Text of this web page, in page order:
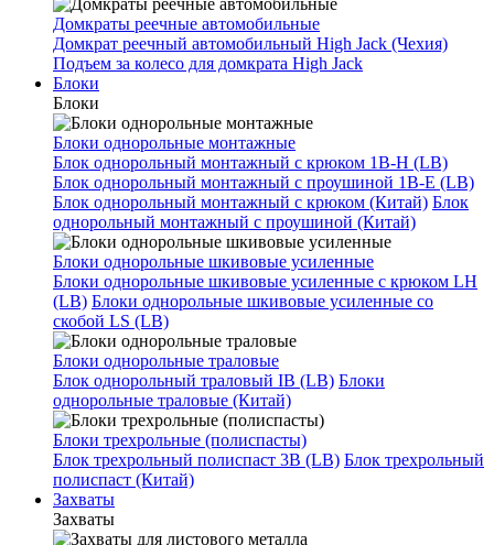
Домкраты реечные автомобильные
Домкрат реечный автомобильный High Jack (Чехия)
Подъем за колесо для домкрата High Jack
Блоки
Блоки
Блоки однорольные монтажные
Блок однорольный монтажный с крюком 1B-H (LB)
Блок однорольный монтажный с проушиной 1B-E (LB)
Блок однорольный монтажный с крюком (Китай) Блок
однорольный монтажный с проушиной (Китай)
Блоки однорольные шкивовые усиленные
Блоки однорольные шкивовые усиленные с крюком LH
(LB) Блоки однорольные шкивовые усиленные со
скобой LS (LB)
Блоки однорольные траловые
Блок однорольный траловый IB (LB) Блоки
однорольные траловые (Китай)
Блоки трехрольные (полиспасты)
Блок трехрольный полиспаст 3B (LB) Блок трехрольный
полиспаст (Китай)
Захваты
Захваты